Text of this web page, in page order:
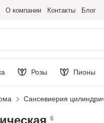
О компании Контакты Блог
Розы Пионы
Сансевиерия
6